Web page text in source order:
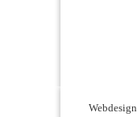
Webdesign